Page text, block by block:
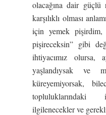
olacağına dair
karşılıklı olması
için yemek
pişireceksin” gibi
ihtiyacımız olursa,
yaşlandıysak ve
küreyemiyorsak,
topluluklarındaki
ilgilenecekler ve